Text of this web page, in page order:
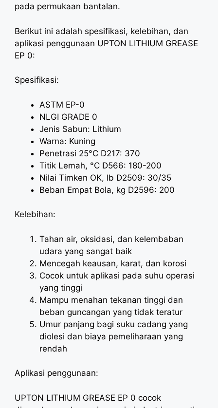
pada permukaan bantalan.
Berikut ini adalah spesifikasi, kelebihan, dan
aplikasi penggunaan UPTON LITHIUM GREASE
EP 0:
Spesifikasi:
ASTM EP-0
NLGI GRADE 0
Jenis Sabun: Lithium
Warna: Kuning
Penetrasi 25°C D217: 370
Titik Lemah, °C D566: 180-200
Nilai Timken OK, lb D2509: 30/35
Beban Empat Bola, kg D2596: 200
Kelebihan:
Tahan air, oksidasi, dan kelembaban
udara yang sangat baik
Mencegah keausan, karat, dan korosi
Cocok untuk aplikasi pada suhu operasi
yang tinggi
Mampu menahan tekanan tinggi dan
beban guncangan yang tidak teratur
Umur panjang bagi suku cadang yang
diolesi dan biaya pemeliharaan yang
rendah
Aplikasi penggunaan:
UPTON LITHIUM GREASE EP 0 cocok